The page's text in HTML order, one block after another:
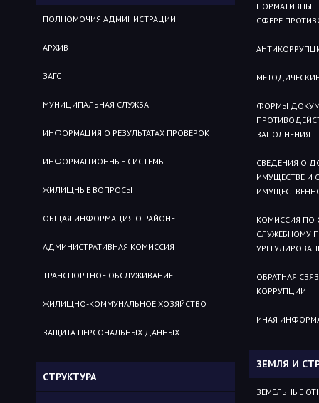
ПОЛНОМОЧИЯ АДМИНИСТРАЦИИ
АРХИВ
ЗАГС
МУНИЦИПАЛЬНАЯ СЛУЖБА
ИНФОРМАЦИЯ О РЕЗУЛЬТАТАХ ПРОВЕРОК
ИНФОРМАЦИОННЫЕ СИСТЕМЫ
ЖИЛИЩНЫЕ ВОПРОСЫ
ОБЩАЯ ИНФОРМАЦИЯ О РАЙОНЕ
АДМИНИСТРАТИВНАЯ КОМИССИЯ
ТРАНСПОРТНОЕ ОБСЛУЖИВАНИЕ
ЖИЛИЩНО-КОММУНАЛЬНОЕ ХОЗЯЙСТВО
ЗАЩИТА ПЕРСОНАЛЬНЫХ ДАННЫХ
СТРУКТУРА
НОРМАТИВНЫЕ
СФЕРЕ
ФОРМЫ
ЗАПОЛНЕНИЯ
СВЕДЕНИЯ О
ИМУЩЕСТВЕ И
КОМИССИЯ ПО
СЛУЖЕБНОМУ
ОБРАТНАЯ
КОРРУПЦИИ
ИНАЯ
ЗЕМЛЯ И
ЗЕМЕЛЬНЫЕ